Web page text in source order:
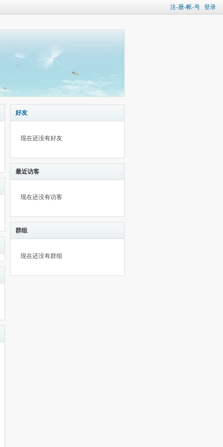
注-册-帐-号 登录
好友
现在还没有好友
最近访客
现在还没有访客
群组
现在还没有群组